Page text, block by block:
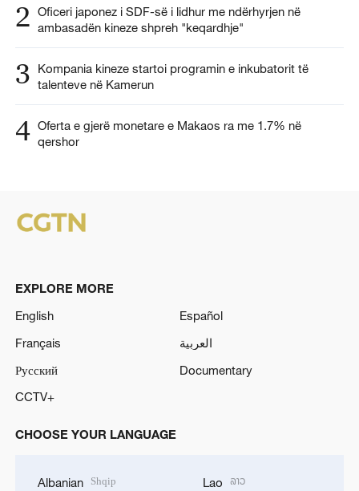
2 Oficeri japonez i SDF-së i lidhur me ndërhyrjen në
ambasadën kineze shpreh "keqardhje"
3
Kompania kineze startoi programin e inkubatorit të
talenteve në Kamerun
4 Oferta e gjerë monetare e Makaos ra me 1.7% në
qershor
EXPLORE MORE
English
Español
Français
العربية
Русский
Documentary
CCTV+
CHOOSE YOUR LANGUAGE
Albanian Shqip Lao ລາວ